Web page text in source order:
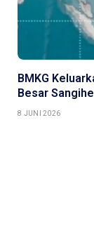
BMKG
Besar Sangihe
8 JUNI 2026